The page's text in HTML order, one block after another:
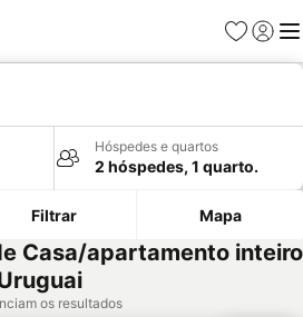
Favoritos
Iniciar
Hóspedes e quartos
2 hóspedes, 1 quarto.
Filtrar Mapa
Casa/apartamento inteiro
os resultados